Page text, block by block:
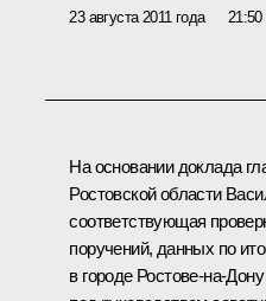
23 августа 2011 года 21:50
На основании доклада
Ростовской области
соответствующая
поручений, данных по
в городе Ростове-на-